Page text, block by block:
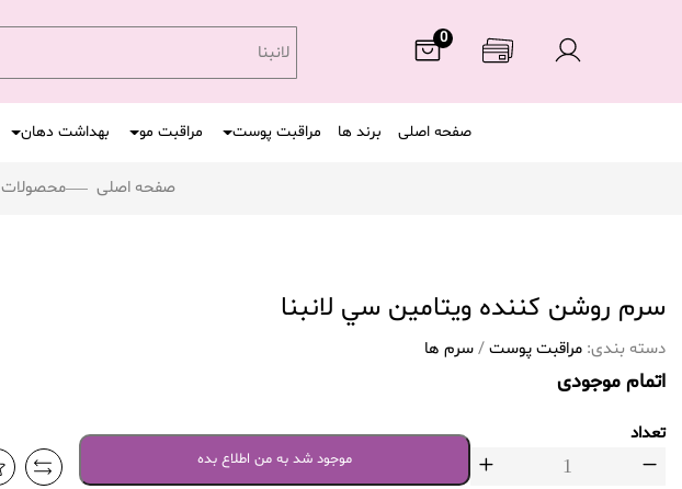
0
لانبنا
صفحه اصلی برند ها مراقبت پوست مراقبت مو بهداشت دهان
صفحه اصلی محصولات
سرم روشن کننده ويتامين سي لانبنا
دسته بندی: مراقبت پوست/سرم ها
اتمام موجودی
تعداد
موجود شد به من اطلاع بده